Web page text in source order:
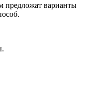
предложат варианты